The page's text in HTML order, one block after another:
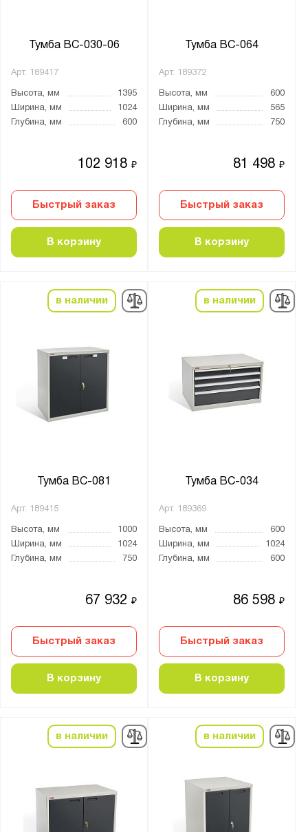
Тумба ВС-030-06
Арт. 189417
Высота, мм
1395
Ширина, мм
1024
Глубина, мм
600
102 918₽
Быстрый заказ
В корзину
Тумба ВС-064
Арт. 189372
Высота, мм
600
Ширина, мм
565
Глубина, мм
750
81 498₽
Быстрый заказ
В корзину
в наличии
Тумба ВС-081
Арт. 189415
Высота, мм
1000
Ширина, мм
1024
Глубина, мм
750
67 932₽
Быстрый заказ
В корзину
в наличии
Тумба ВС-034
Арт. 189369
Высота, мм
600
Ширина, мм
1024
Глубина, мм
600
86 598₽
Быстрый заказ
В корзину
в наличии в наличии